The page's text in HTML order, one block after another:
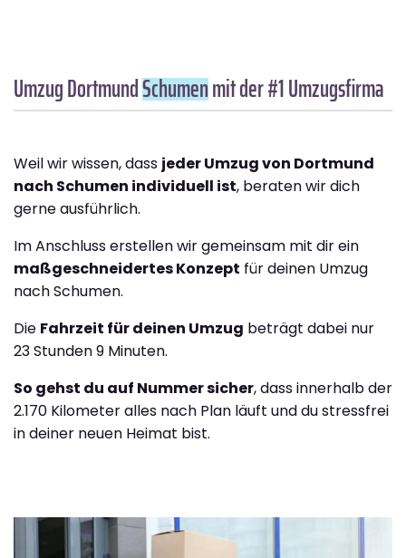
Umzug DortmundSchumenmit der #1 Umzugsfirma
Weil wir wissen, dass jeder Umzug von Dortmund
nach Schumen individuell ist, beraten wir dich
gerne ausführlich.
Im Anschluss erstellen wir gemeinsam mit dir ein
maßgeschneidertes Konzept für deinen Umzug
nach Schumen.
Die Fahrzeit für deinen Umzug beträgt dabei nur
23 Stunden 9 Minuten.
So gehst du auf Nummer sicher, dass innerhalb der
2.170 Kilometer alles nach Plan läuft und du stressfrei
in deiner neuen Heimat bist.